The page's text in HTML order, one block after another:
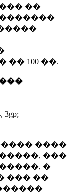
��
�� 100 ��.
3gp;
����
���
�
��� ��